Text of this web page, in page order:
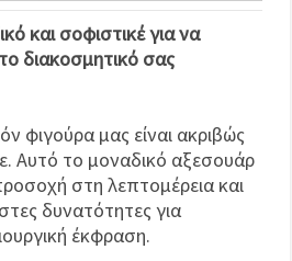
και σοφιστικέ για να
διακοσμητικό σας
φιγούρα μας είναι ακριβώς
Αυτό το μοναδικό αξεσουάρ
στη λεπτομέρεια και
δυνατότητες για
έκφραση.